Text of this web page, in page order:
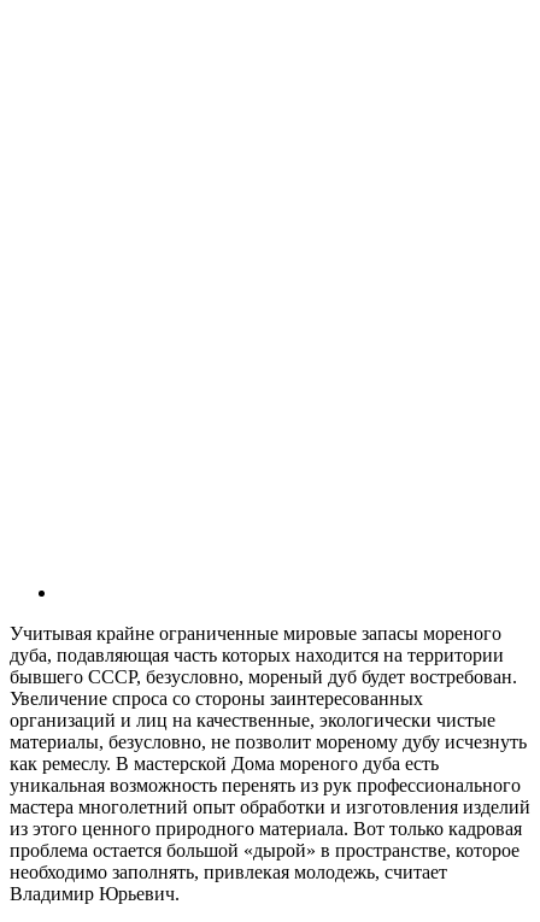
Учитывая крайне ограниченные мировые запасы мореного
дуба, подавляющая часть которых находится на территории
бывшего СССР, безусловно, мореный дуб будет востребован.
Увеличение спроса со стороны заинтересованных
организаций и лиц на качественные, экологически чистые
материалы, безусловно, не позволит мореному дубу исчезнуть
как ремеслу. В мастерской Дома мореного дуба есть
уникальная возможность перенять из рук профессионального
мастера многолетний опыт обработки и изготовления изделий
из этого ценного природного материала. Вот только кадровая
проблема остается большой «дырой» в пространстве, которое
необходимо заполнять, привлекая молодежь, считает
Владимир Юрьевич.